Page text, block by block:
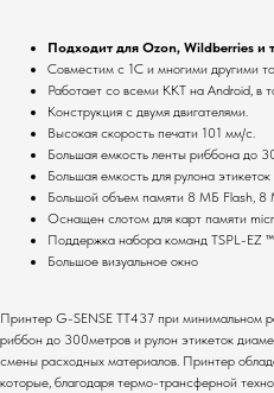
Подходит для Ozon, Wildberries и
Совместим с 1С и многими другими
Работает со всеми ККТ на Android,
Конструкция с двумя двигателями.
Высокая скорость печати 101 мм/с.
Большая емкость ленты риббона до
Большая емкость для рулона
Большой объем памяти 8 МБ Flash, 8
Оснащен слотом для карт памяти
Поддержка набора команд TSPL-EZ
Большое визуальное окно
Принтер G-SENSE TT437 при минимальном
риббон до 300метров и рулон этикеток
смены расходных материалов. Принтер
которые, благодаря термо-трансферной